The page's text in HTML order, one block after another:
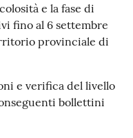
e la fase di
fino al 6 settembre
provinciale di
e verifica del livello
bollettini